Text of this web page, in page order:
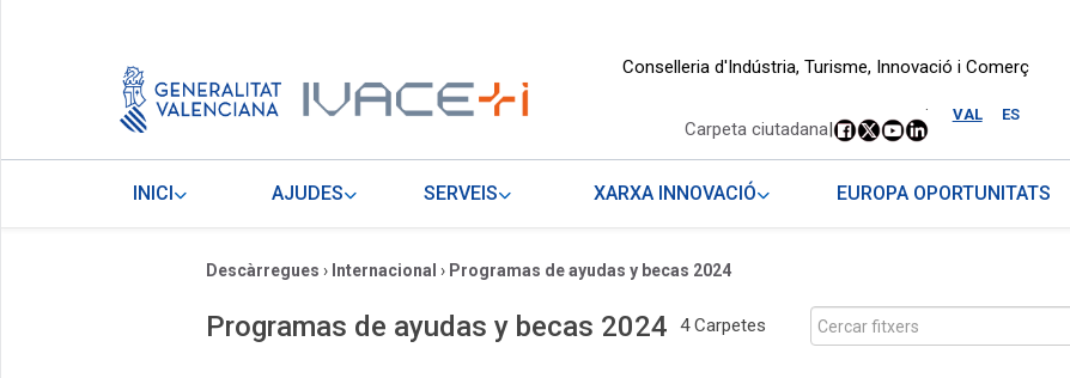
Conselleria d'Indústria, Turisme, Innovació i Comerç
VAL ES
.
Carpeta ciutadana|
INICI AJUDES SERVEIS XARXA INNOVACIÓ EUROPA OPORTUNITATS
Descàrregues › Internacional › Programas de ayudas y becas 2024
Programas de ayudas y becas 2024 4 Carpetes